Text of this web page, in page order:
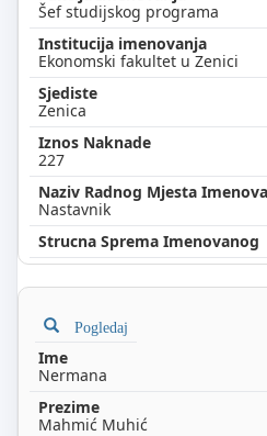
Šef studijskog programa
Ekonomski fakultet u Zenici
Zenica
227
Nastavnik
Pogledaj
Nermana
Mahmić Muhić